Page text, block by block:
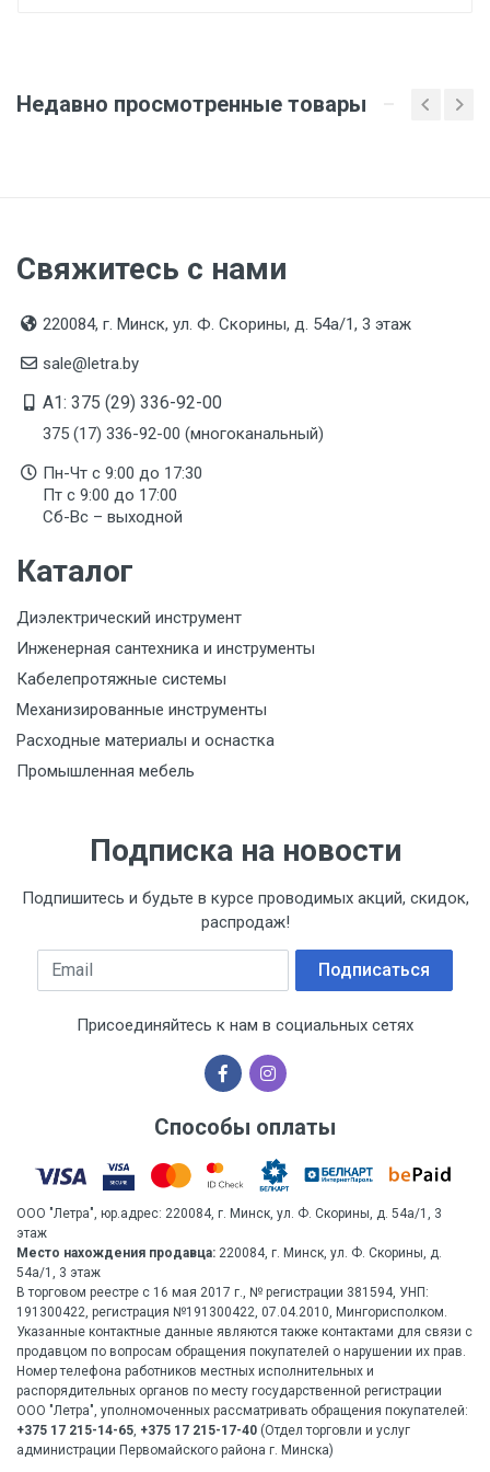
Недавно просмотренные товары
Свяжитесь с нами
220084, г. Минск, ул. Ф. Скорины, д. 54а/1, 3 этаж
sale@letra.by
A1: 375 (29) 336-92-00
375 (17) 336-92-00 (многоканальный)
Пн-Чт с 9:00 до 17:30
Пт с 9:00 до 17:00
Сб-Вс – выходной
Каталог
Диэлектрический инструмент
Инженерная сантехника и инструменты
Кабелепротяжные системы
Механизированные инструменты
Расходные материалы и оснастка
Промышленная мебель
Подписка на новости
Подпишитесь и будьте в курсе проводимых акций, скидок,
распродаж!
Email Подписаться
Присоединяйтесь к нам в социальных сетях
Способы оплаты
ООО "Летра", юр.адрес: 220084, г. Минск, ул. Ф. Скорины, д. 54а/1, 3
этаж
Место нахождения продавца: 220084, г. Минск, ул. Ф. Скорины, д.
54а/1, 3 этаж
В торговом реестре с 16 мая 2017 г., № регистрации 381594, УНП:
191300422, регистрация №191300422, 07.04.2010, Мингорисполком.
Указанные контактные данные являются также контактами для связи с
продавцом по вопросам обращения покупателей о нарушении их прав.
Номер телефона работников местных исполнительных и
распорядительных органов по месту государственной регистрации
ООО "Летра", уполномоченных рассматривать обращения покупателей:
+375 17 215-14-65, +375 17 215-17-40 (Отдел торговли и услуг
администрации Первомайского района г. Минска)